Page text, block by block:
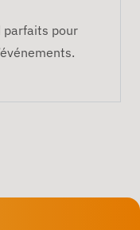
parfaits pour